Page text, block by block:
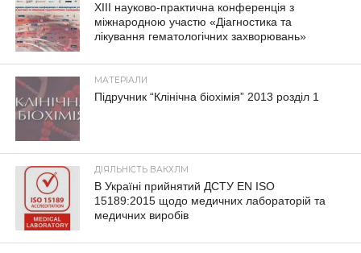
XIII науково-практична конференція з
міжнародною участю «Діагностика та
лікування гематологічних захворювань»
МАТЕРІАЛИ
Підручник “Клінічна біохімія” 2013 розділ 1
ДІЯЛЬНІСТЬ ВАКХЛМ
В Україні прийнятий ДСТУ EN ISO
15189:2015 щодо медичних лабораторій та
медичних виробів